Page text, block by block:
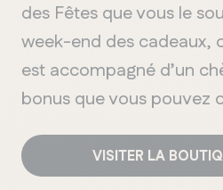
des Fêtes que vous le
week-end des cadeaux,
est accompagné d’un
bonus que vous pouvez
VISITER LA